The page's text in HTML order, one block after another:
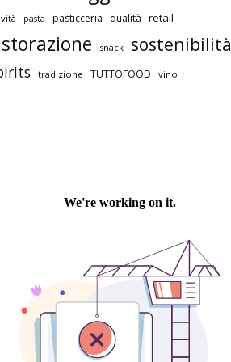
pasta pasticceria qualità retail
snack sostenibilità
tradizione TUTTOFOOD vino